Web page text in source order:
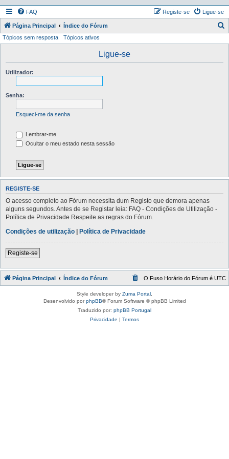
FAQ Ligue-se
Registe-se
Página Principal Índice do Fórum
Tópicos sem resposta Tópicos ativos
Ligue-se
Utilizador:
Senha:
Esqueci-me da senha
Lembrar-me
Ocultar o meu estado nesta sessão
REGISTE-SE
O acesso completo ao Fórum necessita dum Registo que demora apenas
alguns segundos. Antes de se Registar leia: FAQ - Condições de Utilização -
Política de Privacidade Respeite as regras do Fórum.
Condições de utilização | Política de Privacidade
Registe-se
Página Principal Índice do Fórum O Fuso Horário do Fórum é UTC
Style developer by Zuma Portal
Desenvolvido porphpBB® Forum Software © phpBB Limited
Traduzido por: phpBB Portugal
Privacidade | Termos